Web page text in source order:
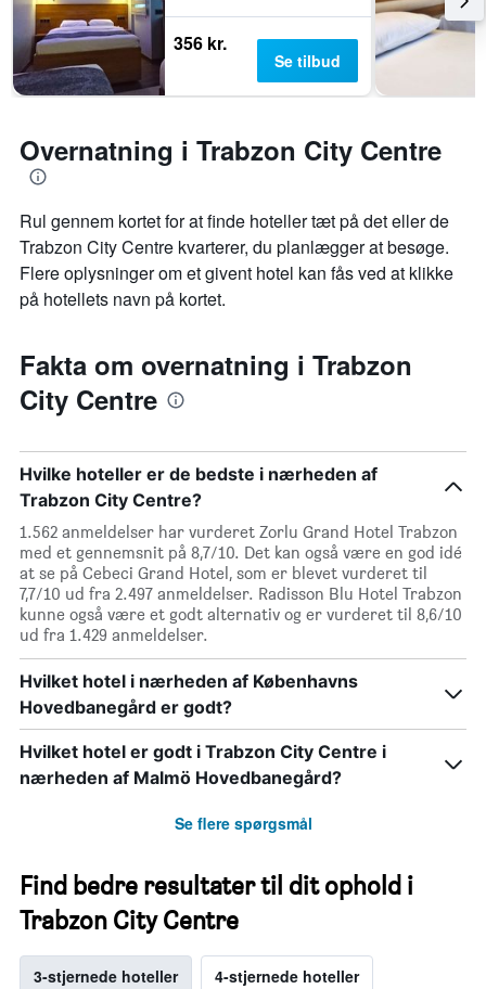
356 kr.
Se tilbud
Overnatning i Trabzon City Centre
Rul gennem kortet for at finde hoteller tæt på det eller de
Trabzon City Centre kvarterer, du planlægger at besøge.
Flere oplysninger om et givent hotel kan fås ved at klikke
på hotellets navn på kortet.
Fakta om overnatning i Trabzon
City Centre
Hvilke hoteller er de bedste i nærheden af
Trabzon City Centre?
1.562 anmeldelser har vurderet Zorlu Grand Hotel Trabzon
med et gennemsnit på 8,7/10. Det kan også være en god idé
at se på Cebeci Grand Hotel, som er blevet vurderet til
7,7/10 ud fra 2.497 anmeldelser. Radisson Blu Hotel Trabzon
kunne også være et godt alternativ og er vurderet til 8,6/10
ud fra 1.429 anmeldelser.
Hvilket hotel i nærheden af Københavns
Hovedbanegård er godt?
Hvilket hotel er godt i Trabzon City Centre i
nærheden af Malmö Hovedbanegård?
Se flere spørgsmål
Find bedre resultater til dit ophold i
Trabzon City Centre
3-stjernede hoteller 4-stjernede hoteller